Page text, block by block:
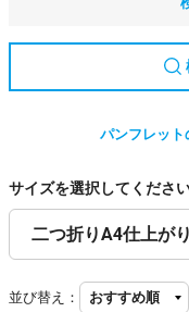
パンフレット
サイズを選択してくださ
並び替え：